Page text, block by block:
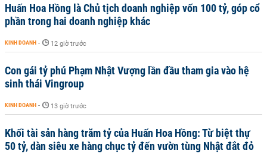
Huấn Hoa Hồng là Chủ tịch doanh nghiệp vốn 100 tỷ, góp cổ
phần trong hai doanh nghiệp khác
KINH DOANH - 12 giờ trước
Con gái tỷ phú Phạm Nhật Vượng lần đầu tham gia vào hệ
sinh thái Vingroup
KINH DOANH - 13 giờ trước
Khối tài sản hàng trăm tỷ của Huấn Hoa Hồng: Từ biệt thự
50 tỷ, dàn siêu xe hàng chục tỷ đến vườn tùng Nhật đắt đỏ